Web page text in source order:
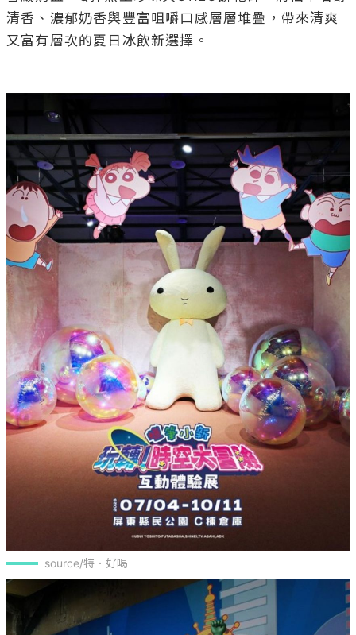
清香、濃郁奶香與豐富咀嚼口感層層堆疊，帶來清爽
又富有層次的夏日冰飲新選擇。
source/特．好喝